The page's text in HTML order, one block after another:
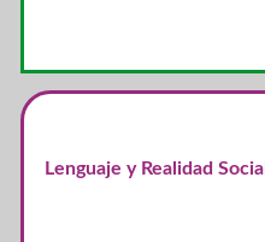
Lenguaje y Realidad Social